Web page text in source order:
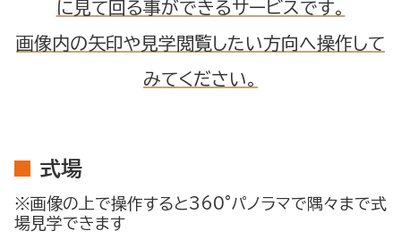
に見て回る事ができるサービスです。
画像内の矢印や見学閲覧したい方向へ操作して
みてください。
式場
※画像の上で操作すると360°パノラマで隅々まで式
場見学できます